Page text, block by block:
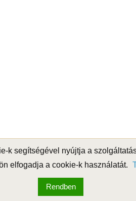
k segítségével nyújtja a
elfogadja a cookie-k használatát.
Rendben